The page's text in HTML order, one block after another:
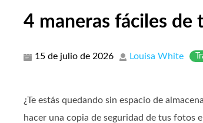
4 maneras fáciles de
15 de julio de 2026 Louisa White
¿Te estás quedando sin espacio de
hacer una copia de seguridad de tus fotos